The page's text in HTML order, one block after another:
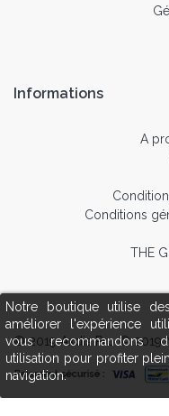
Notre boutique utilise
améliorer l'expérience
vous recommandons
utilisation pour profiter
navigation.
Informations
A
Conditions
THE
© 2019 Axdis Pro © 2019